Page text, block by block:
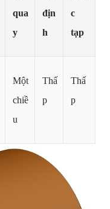
qua
y
địn
h
c
tạp
Một
chiề
u
Thấ
p
Thấ
p